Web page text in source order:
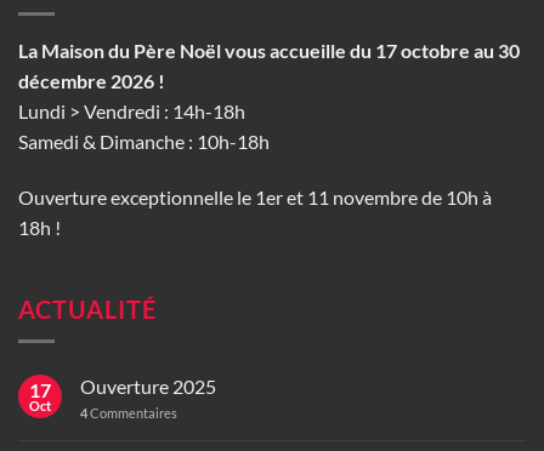
La Maison du Père Noël vous accueille du 17 octobre au 30
décembre 2026 !
Lundi > Vendredi : 14h-18h
Samedi & Dimanche : 10h-18h
Ouverture exceptionnelle le 1er et 11 novembre de 10h à
18h !
ACTUALITÉ
17
Oct
Ouverture 2025
4Commentaires